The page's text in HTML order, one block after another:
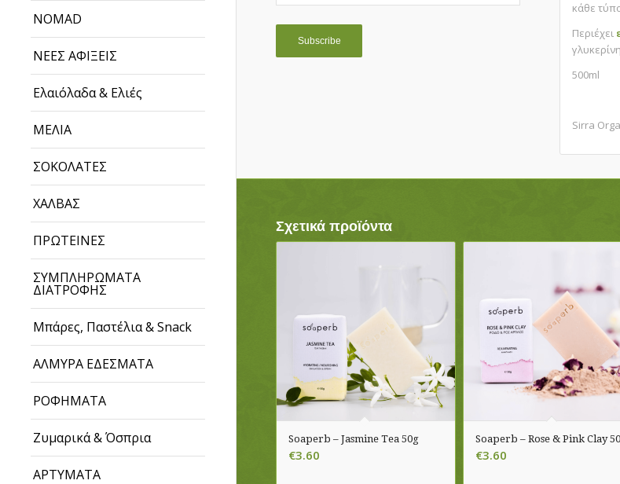
NOMAD
ΝΕΕΣ ΑΦΙΞΕΙΣ
Ελαιόλαδα & Ελιές
ΜΕΛΙΑ
ΣΟΚΟΛΑΤΕΣ
ΧΑΛΒΑΣ
ΠΡΩΤΕΙΝΕΣ
ΣΥΜΠΛΗΡΩΜΑΤΑ
ΔΙΑΤΡΟΦΗΣ
Μπάρες, Παστέλια & Snack
ΑΛΜΥΡΑ ΕΔΕΣΜΑΤΑ
ΡΟΦΗΜΑΤΑ
Ζυμαρικά & Όσπρια
ΑΡΤΥΜΑΤΑ
κάθε
Περιέχει
500ml
Sirra
Σχετικά προϊόντα
Soaperb – Jasmine Tea 50g
€3.60
Soaperb – Rose & Pink Clay
€3.60